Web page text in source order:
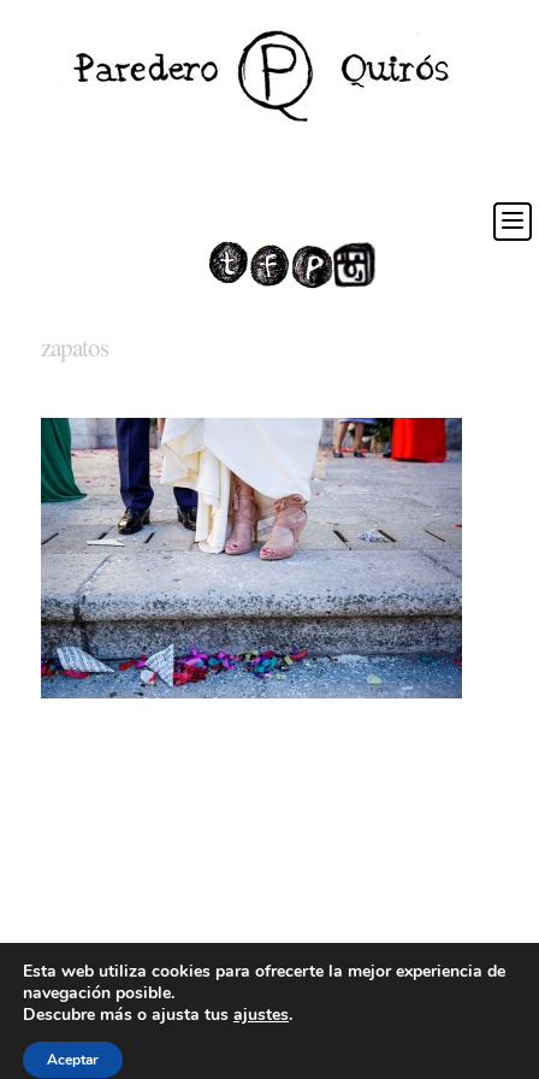
zapatos
Esta web utiliza cookies para ofrecerte la mejor experiencia de
navegación posible.
Descubre más o ajusta tus ajustes.
Aceptar